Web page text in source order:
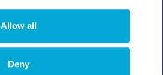
Allow all
Deny